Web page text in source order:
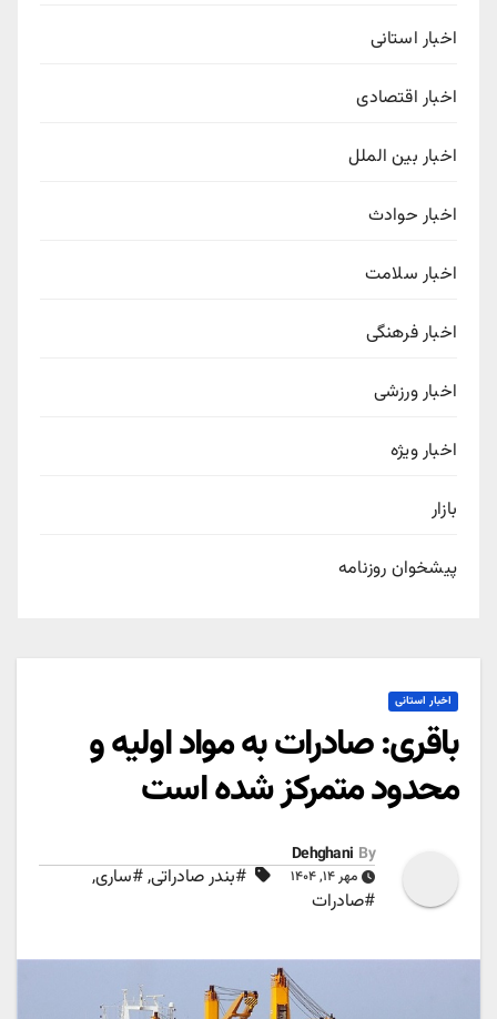
اخبار استانی
اخبار اقتصادی
اخبار بین الملل
اخبار حوادث
اخبار سلامت
اخبار فرهنگی
اخبار ورزشی
اخبار ویژه
بازار
پیشخوان روزنامه
اخبار استانی
باقری: صادرات به مواد اولیه و
محدود متمرکز شده است
By
Dehghani
مهر ۱۴, ۱۴۰۴ #بندر صادراتی,#ساری,
#صادرات